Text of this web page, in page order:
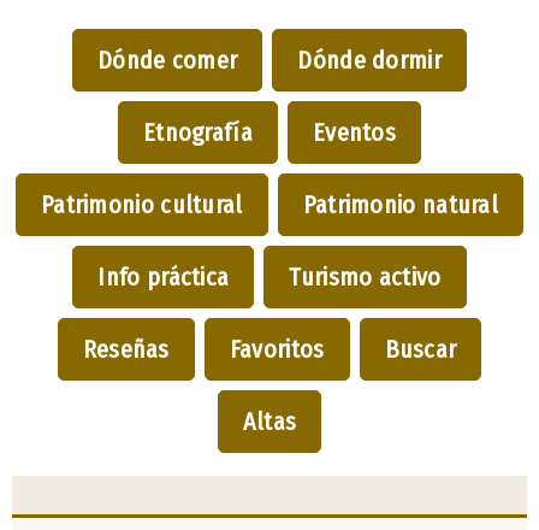
Dónde comer Dónde dormir
Etnografía Eventos
Patrimonio cultural Patrimonio natural
Info práctica Turismo activo
Reseñas Favoritos Buscar
Altas